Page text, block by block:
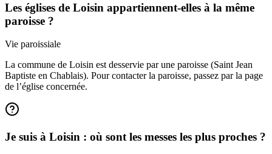
Les églises de Loisin appartiennent-elles à la même
paroisse ?
Vie paroissiale
La commune de Loisin est desservie par une paroisse (Saint Jean
Baptiste en Chablais). Pour contacter la paroisse, passez par la page
de l’église concernée.
Je suis à Loisin : où sont les messes les plus proches ?